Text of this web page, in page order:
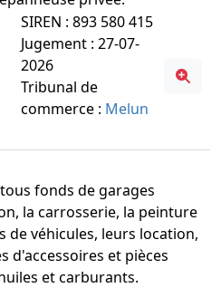
SIREN : 893 580 415
Jugement : 27-07-
2026
Tribunal de
commerce : Melun
fonds de garages
la carrosserie, la peinture
de véhicules, leurs location,
d'accessoires et pièces
et carburants.